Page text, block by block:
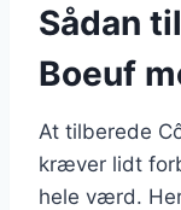
Sådan
Boeuf
At tilberede
kræver lidt
hele værd.